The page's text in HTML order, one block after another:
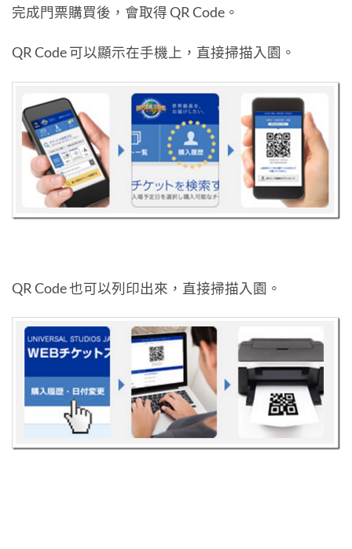
完成門票購買後，會取得 QR Code。
QR Code 可以顯示在手機上，直接掃描入園。
QR Code 也可以列印出來，直接掃描入園。